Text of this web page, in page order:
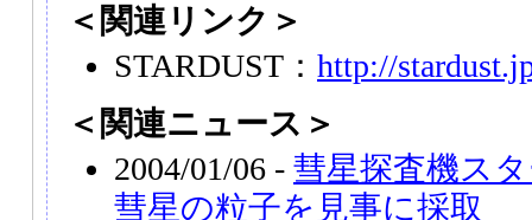
＜関連リンク＞
STARDUST： http://
＜関連ニュース＞
2004/01/06 - 彗星探査機ス
彗星の粒子を見事に採取